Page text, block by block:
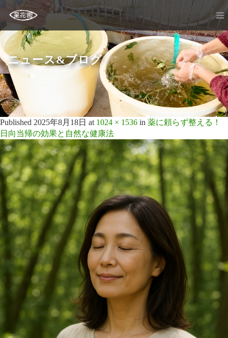
ニュース&ブログ
Published 2025年8月18日 at 1024 × 1536 in 薬に頼らず整える！
日向当帰の効果と自然な健康法